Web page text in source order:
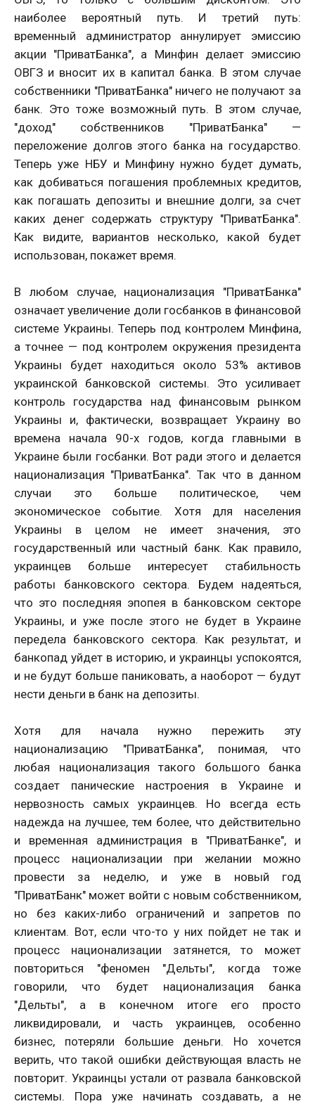
наиболее вероятный путь. И третий путь:
временный администратор аннулирует эмиссию
акции "ПриватБанка", а Минфин делает эмиссию
ОВГЗ и вносит их в капитал банка. В этом случае
собственники "ПриватБанка" ничего не получают за
банк. Это тоже возможный путь. В этом случае,
"доход" собственников "ПриватБанка" —
переложение долгов этого банка на государство.
Теперь уже НБУ и Минфину нужно будет думать,
как добиваться погашения проблемных кредитов,
как погашать депозиты и внешние долги, за счет
каких денег содержать структуру "ПриватБанка".
Как видите, вариантов несколько, какой будет
использован, покажет время.
В любом случае, национализация "ПриватБанка"
означает увеличение доли госбанков в финансовой
системе Украины. Теперь под контролем Минфина,
а точнее — под контролем окружения президента
Украины будет находиться около 53% активов
украинской банковской системы. Это усиливает
контроль государства над финансовым рынком
Украины и, фактически, возвращает Украину во
времена начала 90-х годов, когда главными в
Украине были госбанки. Вот ради этого и делается
национализация "ПриватБанка". Так что в данном
случаи это больше политическое, чем
экономическое событие. Хотя для населения
Украины в целом не имеет значения, это
государственный или частный банк. Как правило,
украинцев больше интересует стабильность
работы банковского сектора. Будем надеяться,
что это последняя эпопея в банковском секторе
Украины, и уже после этого не будет в Украине
передела банковского сектора. Как результат, и
банкопад уйдет в историю, и украинцы успокоятся,
и не будут больше паниковать, а наоборот — будут
нести деньги в банк на депозиты.
Хотя для начала нужно пережить эту
национализацию "ПриватБанка", понимая, что
любая национализация такого большого банка
создает панические настроения в Украине и
нервозность самых украинцев. Но всегда есть
надежда на лучшее, тем более, что действительно
и временная администрация в "ПриватБанке", и
процесс национализации при желании можно
провести за неделю, и уже в новый год
"ПриватБанк" может войти с новым собственником,
но без каких-либо ограничений и запретов по
клиентам. Вот, если что-то у них пойдет не так и
процесс национализации затянется, то может
повториться "феномен "Дельты", когда тоже
говорили, что будет национализация банка
"Дельты", а в конечном итоге его просто
ликвидировали, и часть украинцев, особенно
бизнес, потеряли большие деньги. Но хочется
верить, что такой ошибки действующая власть не
повторит. Украинцы устали от развала банковской
системы. Пора уже начинать создавать, а не